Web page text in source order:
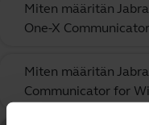
Miten määritän
One-X
Miten määritän
Communicator for